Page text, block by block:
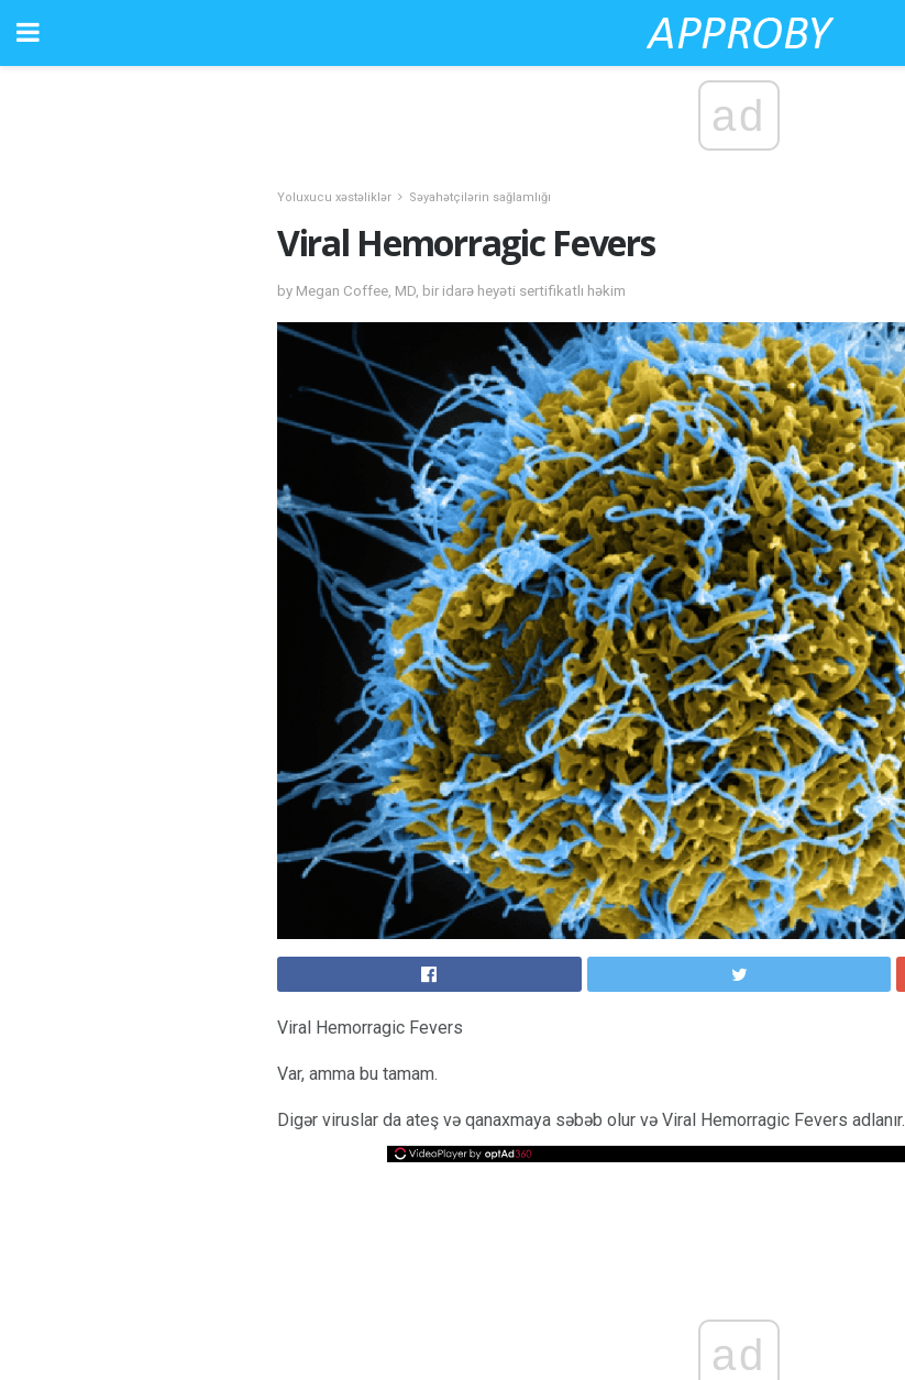
ad
Yoluxucu xəstəliklər Səyahətçilərin sağlamlığı
Viral Hemorragic Fevers
by Megan Coffee, MD, bir idarə heyəti sertifikatlı həkim
Viral Hemorragic Fevers
Var, amma bu tamam.
Digər viruslar da ateş və qanaxmaya səbəb olur və Viral Hemorragic Fevers adlanır.
ad